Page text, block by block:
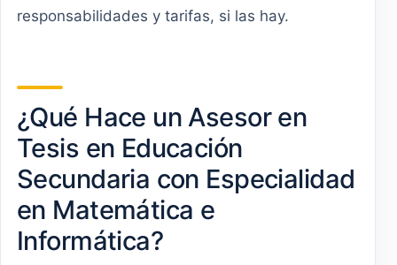
responsabilidades y tarifas, si las hay.
¿Qué Hace un Asesor en
Tesis en Educación
Secundaria con Especialidad
en Matemática e
Informática?